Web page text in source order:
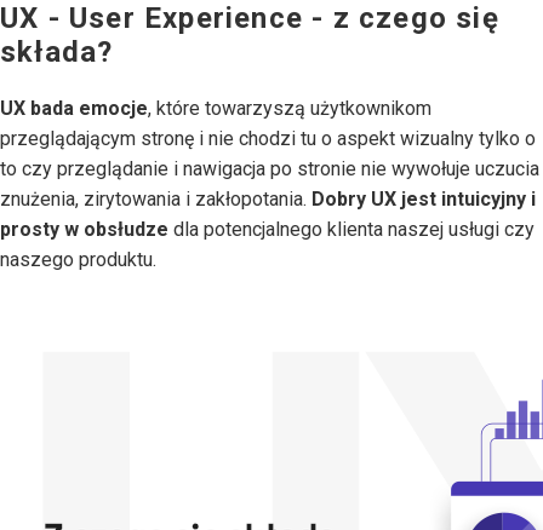
UX - User Experience - z czego się
składa?
UX bada emocje, które towarzyszą użytkownikom
przeglądającym stronę i nie chodzi tu o aspekt wizualny tylko o
to czy przeglądanie i nawigacja po stronie nie wywołuje uczucia
znużenia, zirytowania i zakłopotania. Dobry UX jest intuicyjny i
prosty w obsłudze dla potencjalnego klienta naszej usługi czy
naszego produktu.